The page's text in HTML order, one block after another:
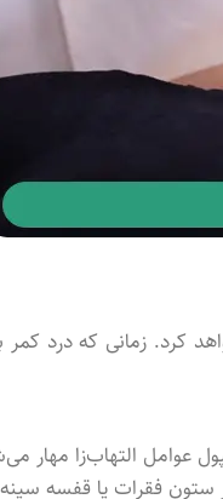
کرد. زمانی که درد
نتیجه تزریق این آمپول عوامل
ستون فقرات یا قفسه